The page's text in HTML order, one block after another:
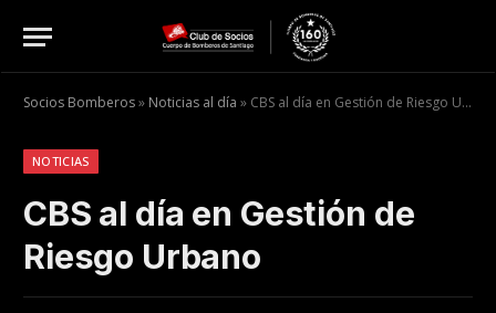
Socios Bomberos» Noticias al día » CBS al día en Gestión de Riesgo Urbano
NOTICIAS
CBS al día en Gestión de
Riesgo Urbano